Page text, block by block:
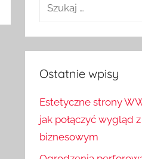
Ostatnie wpisy
Estetyczne strony
jak połączyć wygląd
biznesowym